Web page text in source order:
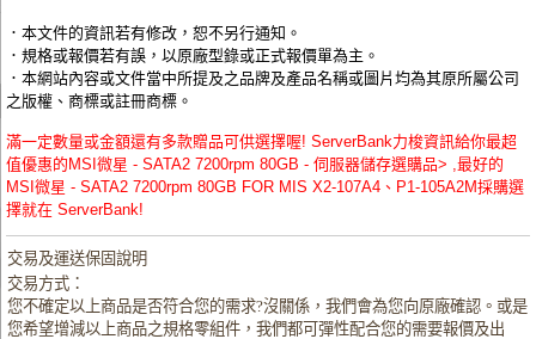
．本文件的資訊若有修改，恕不另行通知。
．規格或報價若有誤，以原廠型錄或正式報價單為主。
．本網站內容或文件當中所提及之品牌及產品名稱或圖片均為其原所屬公司
之版權、商標或註冊商標。
滿一定數量或金額還有多款贈品可供選擇喔! ServerBank力梭資訊給你最超
值優惠的MSI微星 - SATA2 7200rpm 80GB - 伺服器儲存選購品> ,最好的
MSI微星 - SATA2 7200rpm 80GB FOR MIS X2-107A4、P1-105A2M採購選
擇就在 ServerBank!
交易及運送保固說明
交易方式：
您不確定以上商品是否符合您的需求?沒關係，我們會為您向原廠確認。或是
您希望增減以上商品之規格零組件，我們都可彈性配合您的需要報價及出